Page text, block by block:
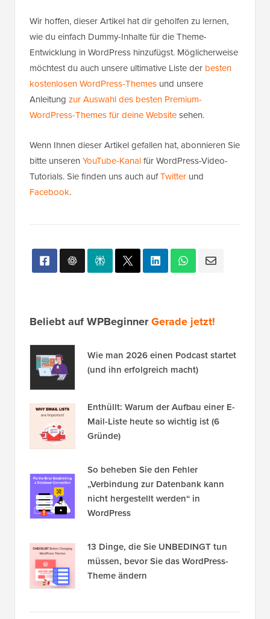
Wir hoffen, dieser Artikel hat dir geholfen zu lernen,
wie du einfach Dummy-Inhalte für die Theme-
Entwicklung in WordPress hinzufügst. Möglicherweise
möchtest du auch unsere ultimative Liste der besten
kostenlosen WordPress-Themes und unsere
Anleitung zur Auswahl des besten Premium-
WordPress-Themes für deine Websitesehen.
Wenn Ihnen dieser Artikel gefallen hat, abonnieren Sie
bitte unseren YouTube-Kanalfür WordPress-Video-
Tutorials. Sie finden uns auch aufTwitter und
Facebook.
Beliebt auf WPBeginnerGerade jetzt!
Wie man 2026 einen Podcast startet
(und ihn erfolgreich macht)
Enthüllt: Warum der Aufbau einer E-
Mail-Liste heute so wichtig ist (6
Gründe)
So beheben Sie den Fehler
„Verbindung zur Datenbank kann
nicht hergestellt werden“ in
WordPress
13 Dinge, die Sie UNBEDINGT tun
müssen, bevor Sie das WordPress-
Theme ändern